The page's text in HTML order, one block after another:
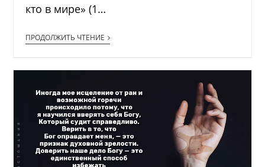
кто в мире» (1…
ПРОДОЛЖИТЬ ЧТЕНИЕ